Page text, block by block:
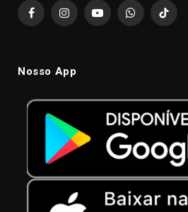
FacebookInstagramYouTubeWhatsAppTikTok
Nosso App